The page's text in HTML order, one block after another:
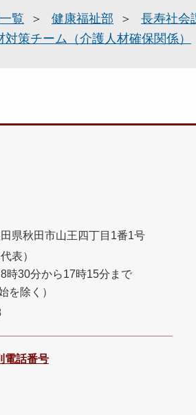
覧 健康福祉部
長寿社会
策チーム（介護人材確保関係）
県秋田市山王四丁目1番1号
表）
時30分から17時15分まで
を除く）
電話番号